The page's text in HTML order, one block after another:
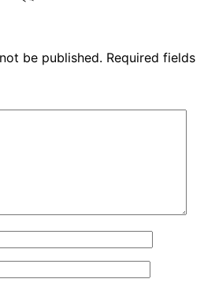
be published. Required fields